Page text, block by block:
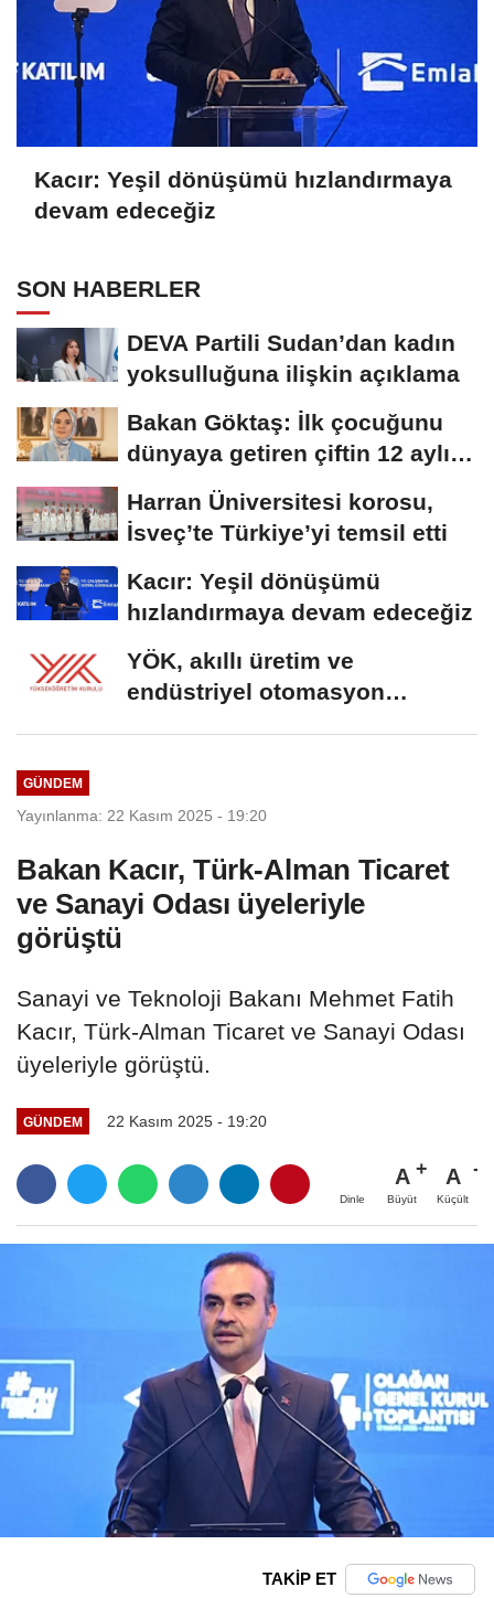
Kacır: Yeşil dönüşümü hızlandırmaya
devam edeceğiz
SON HABERLER
DEVA Partili Sudan’dan kadın
yoksulluğuna ilişkin açıklama
Bakan Göktaş: İlk çocuğunu
dünyaya getiren çiftin 12 aylık
Harran Üniversitesi korosu,
İsveç’te Türkiye’yi temsil etti
Kacır: Yeşil dönüşümü
hızlandırmaya devam edeceğiz
YÖK, akıllı üretim ve
endüstriyel otomasyon
GÜNDEM
Yayınlanma: 22 Kasım 2025 - 19:20
Bakan Kacır, Türk-Alman Ticaret
ve Sanayi Odası üyeleriyle
görüştü
Sanayi ve Teknoloji Bakanı Mehmet Fatih
Kacır, Türk-Alman Ticaret ve Sanayi Odası
üyeleriyle görüştü.
GÜNDEM 22 Kasım 2025 - 19:20
Dinle
A
Büyüt
A
Küçült
TAKİP ET